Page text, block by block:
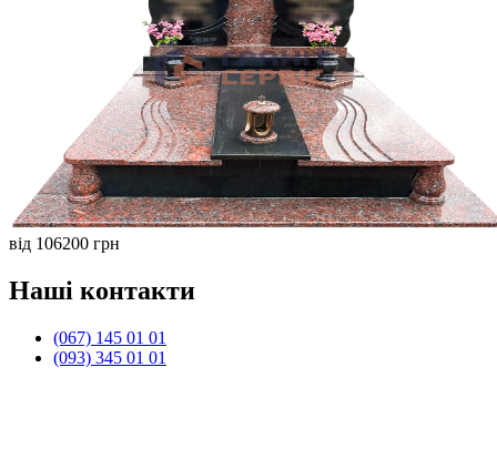
від 106200 грн
Наші контакти
(067) 145 01 01
(093) 345 01 01